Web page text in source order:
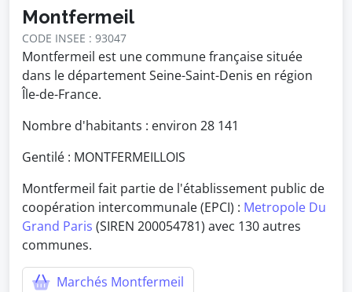
Montfermeil
CODE INSEE : 93047
Montfermeil est une commune française située
dans le département Seine-Saint-Denis en région
Île-de-France.
Nombre d'habitants : environ 28 141
Gentilé : MONTFERMEILLOIS
Montfermeil fait partie de l'établissement public de
coopération intercommunale (EPCI) : Metropole Du
Grand Paris (SIREN 200054781) avec 130 autres
communes.
Marchés Montfermeil